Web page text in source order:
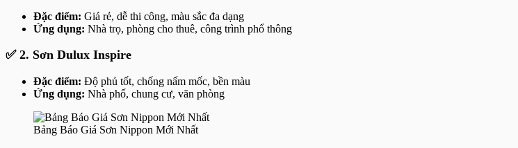
Đặc điểm: Giá rẻ, dễ thi công, màu sắc đa dạng
Ứng dụng: Nhà trọ, phòng cho thuê, công trình phổ thông
✅ 2. Sơn Dulux Inspire
Đặc điểm: Độ phủ tốt, chống nấm mốc, bền màu
Ứng dụng: Nhà phố, chung cư, văn phòng
Bảng Báo Giá Sơn Nippon Mới Nhất